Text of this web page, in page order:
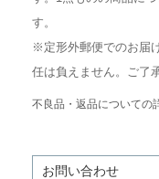
す。
※定形外郵便でのお届
任は負えません。ご了
不良品・返品についての
お問い合わせ